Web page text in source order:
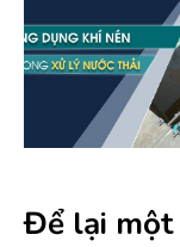
Để lại